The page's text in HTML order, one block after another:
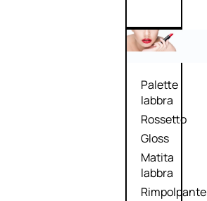
Palette
labbra
Rossetto
Gloss
Matita
labbra
Rimpolpante